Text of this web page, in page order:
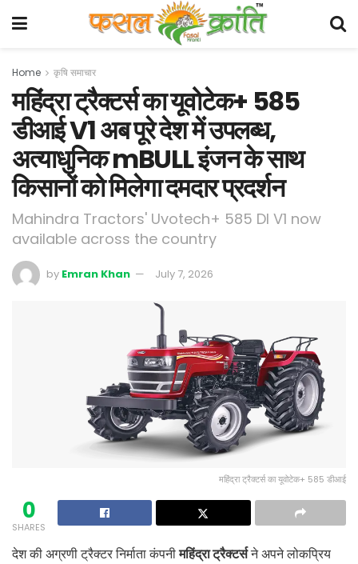
Home कृषि समाचार
महिंद्रा ट्रैक्टर्स का यूवोटेक+ 585
डीआई V1 अब पूरे देश में उपलब्ध,
अत्याधुनिक mBULL इंजन के साथ
किसानों को मिलेगा दमदार प्रदर्शन
Mahindra Tractors' Uvotech+ 585 DI V1 now
available across the country
by Emran Khan July 7, 2026
महिंद्रा ट्रैक्टर्स का यूवोटेक+ 585 डीआई
0
SHARES
देश की अग्रणी ट्रैक्टर निर्माता कंपनीमहिंद्रा ट्रैक्टर्सने अपने लोकप्रिय